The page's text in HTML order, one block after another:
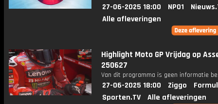
27-06-2025 18:00 NPO1
Alle afleveringen
Highlight Moto GP Vrijdag op
250627
Van dit programma is geen informatie
27-06-2025 18:00 Ziggo
Sporten.TV
Alle afleveringen